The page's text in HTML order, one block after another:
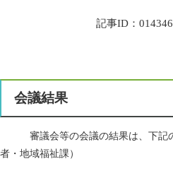
記事ID：
会議結果
審議会等の会議の結果は、下記の
者・地域福祉課）